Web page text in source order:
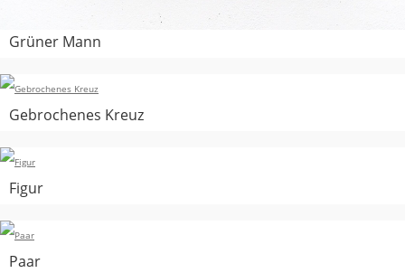
Grüner Mann
Gebrochenes Kreuz
Figur
Paar